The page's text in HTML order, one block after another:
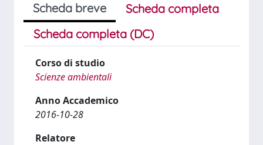
Scheda breve
Scheda completa
Scheda completa (DC)
Corso di studio
Scienze ambientali
Anno Accademico
2016-10-28
Relatore